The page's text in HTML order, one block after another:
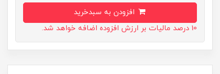
10 درصد مالیات بر ارزش افزوده اضافه خواهد شد.